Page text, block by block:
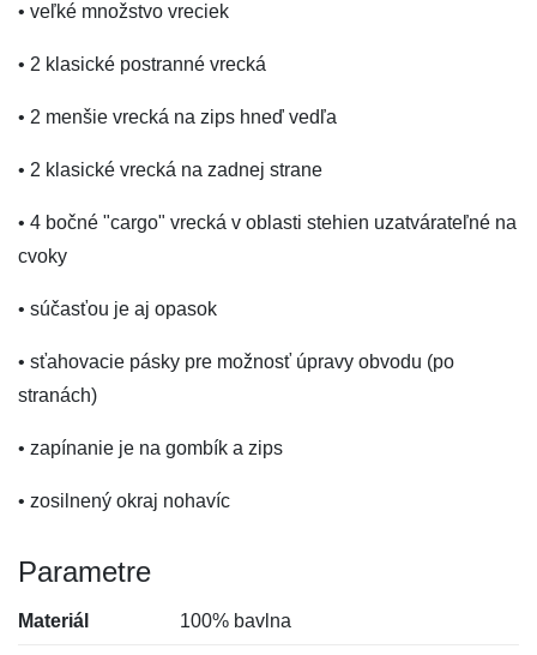
• veľké množstvo vreciek
• 2 klasické postranné vrecká
• 2 menšie vrecká na zips hneď vedľa
• 2 klasické vrecká na zadnej strane
• 4 bočné "cargo" vrecká v oblasti stehien uzatvárateľné na
cvoky
• súčasťou je aj opasok
• sťahovacie pásky pre možnosť úpravy obvodu (po
stranách)
• zapínanie je na gombík a zips
• zosilnený okraj nohavíc
Parametre
Materiál 100% bavlna